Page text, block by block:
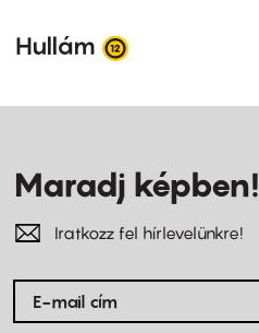
Hullám
Maradj képben!
Iratkozz fel hírlevelünkre!